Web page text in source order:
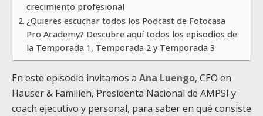
crecimiento profesional
¿Quieres escuchar todos los Podcast de Fotocasa
Pro Academy? Descubre aquí todos los episodios de
la Temporada 1, Temporada 2 y Temporada 3
En este episodio invitamos a Ana Luengo, CEO en
Häuser & Familien, Presidenta Nacional de AMPSI y
coach ejecutivo y personal, para saber en qué consiste